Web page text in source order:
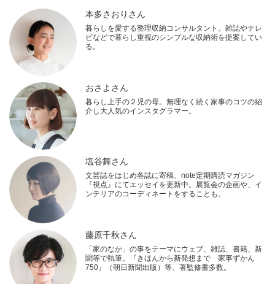
本多さおりさん
暮らしを愛する整理収納コンサルタント。雑誌やテレ
ビなどで暮らし重視のシンプルな収納術を提案してい
る。
おさよさん
暮らし上手の２児の母。無理なく続く家事のコツの紹
介し大人気のインスタグラマー。
塩谷舞さん
文芸誌をはじめ各誌に寄稿、note定期購読マガジン
『視点』にてエッセイを更新中。展覧会の企画や、イ
ンテリアのコーディネートをすることも。
藤原千秋さん
「家のなか」の事をテーマにウェブ、雑誌、書籍、新
聞等で執筆。『きほんから新発想まで 家事ずかん
750』（朝日新聞出版）等、著監修書多数。